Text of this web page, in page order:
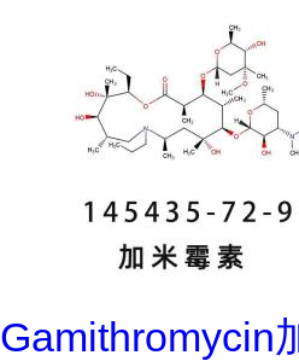
Gamithromycin